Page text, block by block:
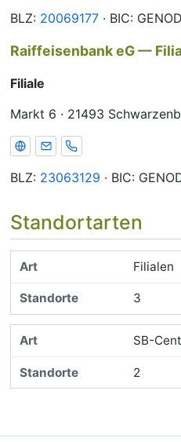
BLZ: 20069177· BIC:
Raiffeisenbank eG —
Filiale
Markt 6 · 21493
Webseite
E-MailTelefon
BLZ: 23063129 · BIC:
Standortarten
Filialen
3
SB-
2